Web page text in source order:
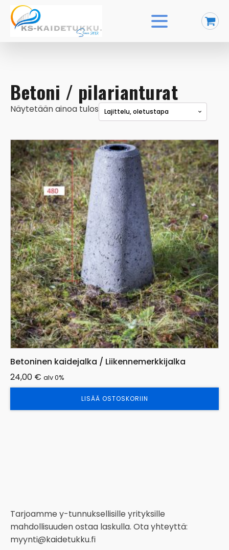
Betoni / pilarianturat
Näytetään ainoa tulos
Betoninen kaidejalka / Liikennemerkkijalka
24,00 € alv 0%
LISÄÄ OSTOSKORIIN
Tarjoamme y-tunnuksellisille yrityksille
mahdollisuuden ostaa laskulla. Ota yhteyttä:
myynti@kaidetukku.fi